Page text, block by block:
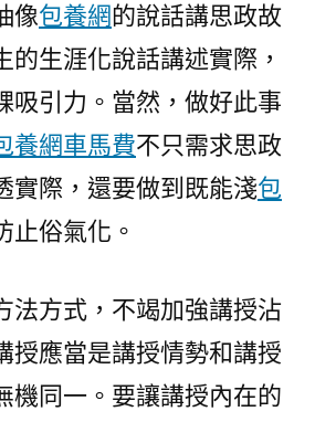
像包養網的說話講思政故
的生涯化說話講述實際，
吸引力。當然，做好此事
養網車馬費不只需求思政
實際，還要做到既能淺包
止俗氣化。
法方式，不竭加強講授沾
授應當是講授情勢和講授
機同一。要讓講授內在的